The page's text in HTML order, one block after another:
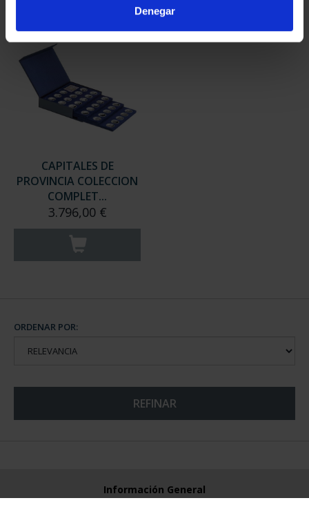
Denegar
CAPITALES DE
PROVINCIA COLECCION
COMPLET...
3.796,00 €
ORDENAR POR:
REFINAR
Información General